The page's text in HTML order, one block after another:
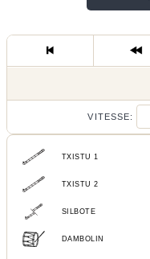
VITESSE:
TXISTU 1
TXISTU 2
SILBOTE
DAMBOLIN